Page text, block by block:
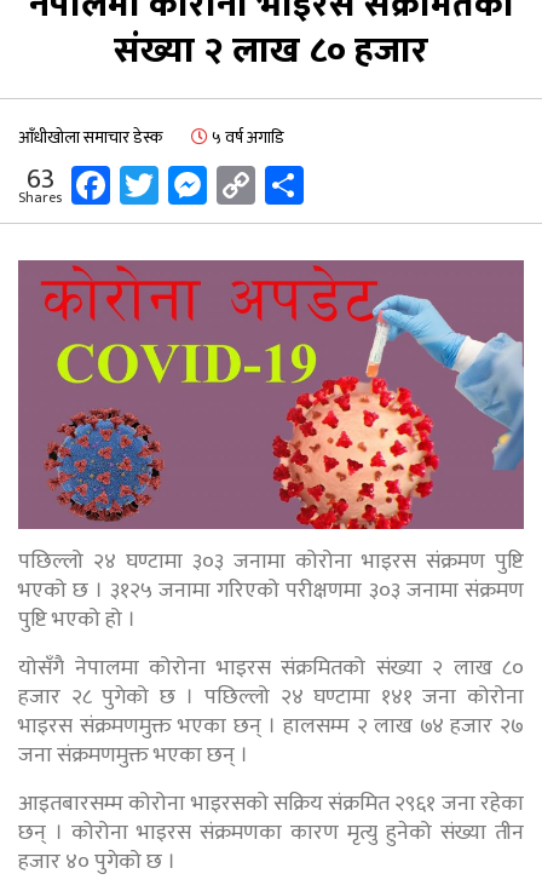
संख्या २ लाख ८० हजार
आँधीखोला समाचार डेस्क ५ वर्ष अगाडि
63
Shares Facebook
Twitter
Messenger
Copy
Link
पछिल्लो २४ घण्टामा ३०३ जनामा कोरोना भाइरस संक्रमण पुष्टि
भएको छ । ३१२५ जनामा गरिएको परीक्षणमा ३०३ जनामा संक्रमण
पुष्टि भएको हो ।
योसँगै नेपालमा कोरोना भाइरस संक्रमितको संख्या २ लाख ८०
हजार २८ पुगेको छ । पछिल्लो २४ घण्टामा १४१ जना कोरोना
भाइरस संक्रमणमुक्त भएका छन् । हालसम्म २ लाख ७४ हजार २७
जना संक्रमणमुक्त भएका छन् ।
आइतबारसम्म कोरोना भाइरसको सक्रिय संक्रमित २९६१ जना रहेका
छन् । कोरोना भाइरस संक्रमणका कारण मृत्यु हुनेको संख्या तीन
हजार ४० पुगेको छ ।